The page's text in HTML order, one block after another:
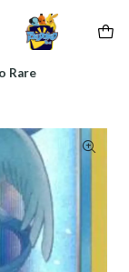
Rare